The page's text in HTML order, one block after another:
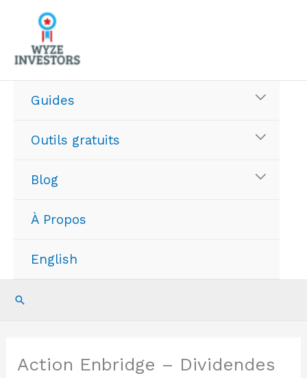
contenu
Guides
Outils gratuits
Blog
À Propos
English
Recherche
Action Enbridge – Dividendes